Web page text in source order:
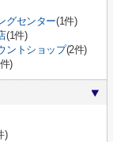
グセンター(1件)
(1件)
ントショップ(2件)
)
)